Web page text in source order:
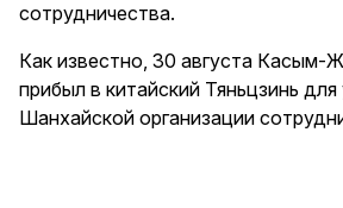
сотрудничества.
Как известно, 30 августа Касым-
прибыл в китайский Тяньцзинь
Шанхайской организации